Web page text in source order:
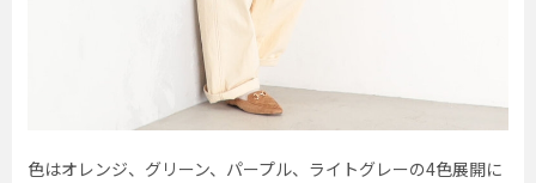
色はオレンジ、グリーン、パープル、ライトグレーの4色展開に